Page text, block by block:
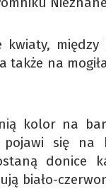
kwiaty,
także na
kolor na
pojawi się
donice
biało-